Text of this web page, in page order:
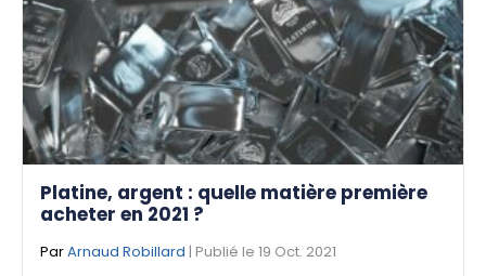
Platine, argent : quelle matière première
acheter en 2021 ?
ParArnaud Robillard | Publié le 19 Oct. 2021